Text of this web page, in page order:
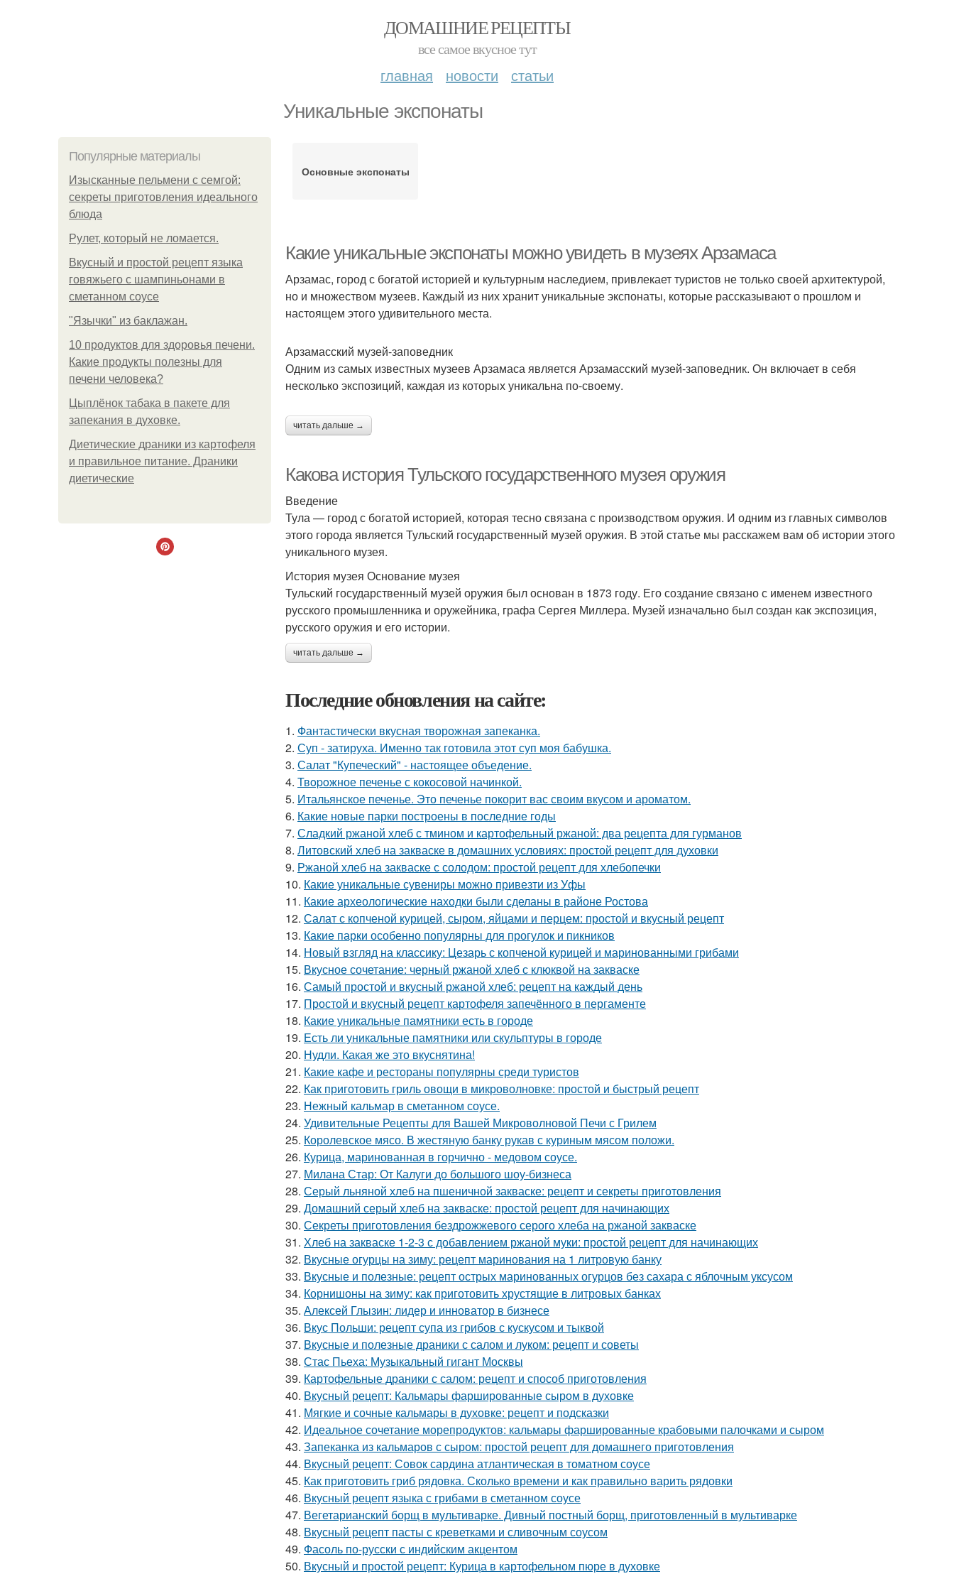
ДОМАШНИЕ РЕЦЕПТЫ
все самое вкусное тут
главная новости статьи
Уникальные экспонаты
Популярные материалы
Изысканные пельмени с семгой:
секреты приготовления идеального
блюда
Рулет, который не ломается.
Вкусный и простой рецепт языка
говяжьего с шампиньонами в
сметанном соусе
"Язычки" из баклажан.
10 продуктов для здоровья печени.
Какие продукты полезны для
печени человека?
Цыплёнок табака в пакете для
запекания в духовке.
Диетические драники из картофеля
и правильное питание. Драники
диетические
Основные экспонаты
Какие уникальные экспонаты можно увидеть в музеях Арзамаса
Арзамас, город с богатой историей и культурным наследием, привлекает туристов не только своей архитектурой,
но и множеством музеев. Каждый из них хранит уникальные экспонаты, которые рассказывают о прошлом и
настоящем этого удивительного места.
Арзамасский музей-заповедник
Одним из самых известных музеев Арзамаса является Арзамасский музей-заповедник. Он включает в себя
несколько экспозиций, каждая из которых уникальна по-своему.
читать дальше →
Какова история Тульского государственного музея оружия
Введение
Тула — город с богатой историей, которая тесно связана с производством оружия. И одним из главных символов
этого города является Тульский государственный музей оружия. В этой статье мы расскажем вам об истории этого
уникального музея.
История музея Основание музея
Тульский государственный музей оружия был основан в 1873 году. Его создание связано с именем известного
русского промышленника и оружейника, графа Сергея Миллера. Музей изначально был создан как экспозиция,
русского оружия и его истории.
читать дальше →
Последние обновления на сайте:
1. Фантастически вкусная творожная запеканка.
2. Суп - затируха. Именно так готовила этот суп моя бабушка.
3. Салат "Купеческий" - настоящее объедение.
4. Твopoжное печенье с кокосовой начинкой.
5. Итальянское печенье. Это печенье покорит вас своим вкусом и ароматом.
6. Какие новые парки построены в последние годы
7. Сладкий ржаной хлеб с тмином и картофельный ржаной: два рецепта для гурманов
8. Литовский хлеб на закваске в домашних условиях: простой рецепт для духовки
9. Ржаной хлеб на закваске с солодом: простой рецепт для хлебопечки
10. Какие уникальные сувениры можно привезти из Уфы
11. Какие археологические находки были сделаны в районе Ростова
12. Салат с копченой курицей, сыром, яйцами и перцем: простой и вкусный рецепт
13. Какие парки особенно популярны для прогулок и пикников
14. Новый взгляд на классику: Цезарь с копченой курицей и маринованными грибами
15. Вкусное сочетание: черный ржаной хлеб с клюквой на закваске
16. Самый простой и вкусный ржаной хлеб: рецепт на каждый день
17. Простой и вкусный рецепт картофеля запечённого в пергаменте
18. Какие уникальные памятники есть в городе
19. Есть ли уникальные памятники или скульптуры в городе
20. Нудли. Какая же это вкуснятина!
21. Какие кафе и рестораны популярны среди туристов
22. Как приготовить гриль овощи в микроволновке: простой и быстрый рецепт
23. Нежный кальмар в сметанном соусе.
24. Удивительные Рецепты для Вашей Микроволновой Печи с Грилем
25. Королевское мясо. В жестяную банку рукав с куриным мясом положи.
26. Курица, маринованная в горчично - медовом соусе.
27. Милана Стар: От Калуги до большого шоу-бизнеса
28. Серый льняной хлеб на пшеничной закваске: рецепт и секреты приготовления
29. Домашний серый хлеб на закваске: простой рецепт для начинающих
30. Секреты приготовления бездрожжевого серого хлеба на ржаной закваске
31. Хлеб на закваске 1-2-3 с добавлением ржаной муки: простой рецепт для начинающих
32. Вкусные огурцы на зиму: рецепт маринования на 1 литровую банку
33. Вкусные и полезные: рецепт острых маринованных огурцов без сахара с яблочным уксусом
34. Корнишоны на зиму: как приготовить хрустящие в литровых банках
35. Алексей Глызин: лидер и инноватор в бизнесе
36. Вкус Польши: рецепт супа из грибов с кускусом и тыквой
37. Вкусные и полезные драники с салом и луком: рецепт и советы
38. Стас Пьеха: Музыкальный гигант Москвы
39. Картофельные драники с салом: рецепт и способ приготовления
40. Вкусный рецепт: Кальмары фаршированные сыром в духовке
41. Мягкие и сочные кальмары в духовке: рецепт и подсказки
42. Идеальное сочетание морепродуктов: кальмары фаршированные крабовыми палочками и сыром
43. Запеканка из кальмаров с сыром: простой рецепт для домашнего приготовления
44. Вкусный рецепт: Совок сардина атлантическая в томатном соусе
45. Как приготовить гриб рядовка. Сколько времени и как правильно варить рядовки
46. Вкусный рецепт языка с грибами в сметанном соусе
47. Вегетарианский борщ в мультиварке. Дивный постный борщ, приготовленный в мультиварке
48. Вкусный рецепт пасты с креветками и сливочным соусом
49. Фасоль по-русски с индийским акцентом
50. Вкусный и простой рецепт: Курица в картофельном пюре в духовке